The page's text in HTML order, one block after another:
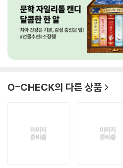
O-CHECK의 다른 상품